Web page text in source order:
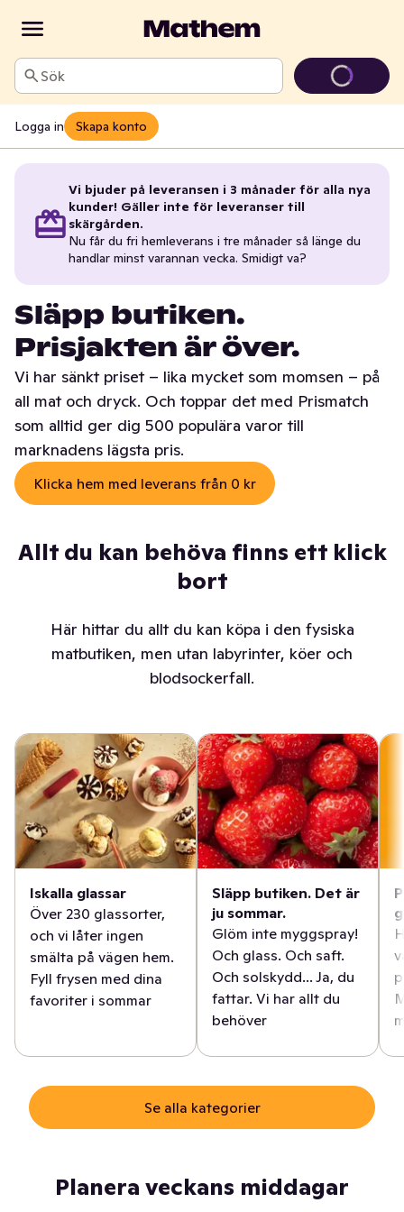
Sök
Logga in Skapa konto
Vi bjuder på leveransen i 3 månader för alla nya
kunder! Gäller inte för leveranser till
skärgården.
Nu får du fri hemleverans i tre månader så länge du
handlar minst varannan vecka. Smidigt va?
Släpp butiken.
Prisjakten är över.
Vi har sänkt priset – lika mycket som momsen – på
all mat och dryck. Och toppar det med Prismatch
som alltid ger dig 500 populära varor till
marknadens lägsta pris.
Klicka hem med leverans från 0 kr
Allt du kan behöva finns ett klick
bort
Här hittar du allt du kan köpa i den fysiska
matbutiken, men utan labyrinter, köer och
blodsockerfall.
Iskalla glassar
Över 230 glassorter,
och vi låter ingen
smälta på vägen hem.
Fyll frysen med dina
favoriter i sommar
Släpp butiken. Det är
ju sommar.
Glöm inte myggspray!
Och glass. Och saft.
Och solskydd... Ja, du
fattar. Vi har allt du
behöver
Se alla kategorier
Planera veckans middagar